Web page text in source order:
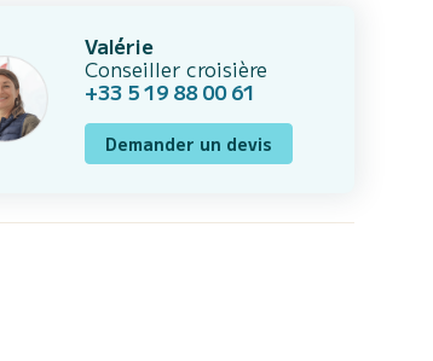
Valérie
Conseiller croisière
+33 5 19 88 00 61
Demander un devis